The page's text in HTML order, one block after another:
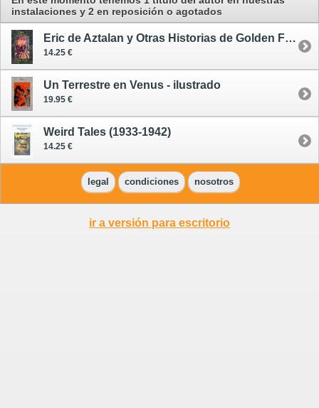
instalaciones y 2 en reposición o agotados
Eric de Aztalan y Otras Historias de Golden Fleece
14.25 €
Un Terrestre en Venus - ilustrado
19.95 €
Weird Tales (1933-1942)
14.25 €
legal condiciones nosotros
ir a versión para escritorio